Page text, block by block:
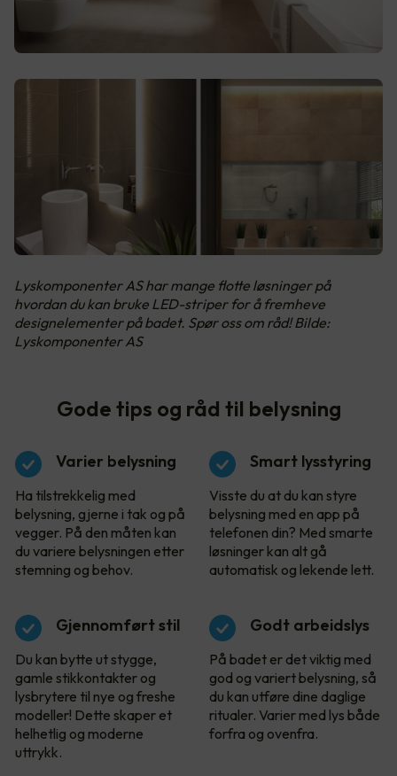
Lyskomponenter AS har mange flotte løsninger på
hvordan du kan bruke LED-striper for å fremheve
designelementer på badet. Spør oss om råd! Bilde:
Lyskomponenter AS
Gode tips og råd til belysning
Varier belysning
Ha tilstrekkelig med
belysning, gjerne i tak og på
vegger. På den måten kan
du variere belysningen etter
stemning og behov.
Smart lysstyring
Visste du at du kan styre
belysning med en app på
telefonen din? Med smarte
løsninger kan alt gå
automatisk og lekende lett.
Gjennomført stil
Du kan bytte ut stygge,
gamle stikkontakter og
lysbrytere til nye og freshe
modeller! Dette skaper et
helhetlig og moderne
uttrykk.
Godt arbeidslys
På badet er det viktig med
god og variert belysning, så
du kan utføre dine daglige
ritualer. Varier med lys både
forfra og ovenfra.